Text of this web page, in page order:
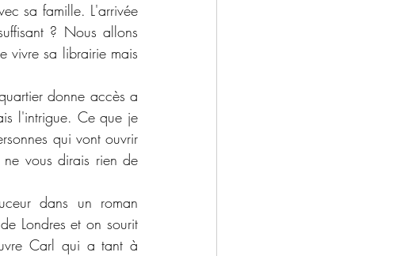
sa famille. L'arrivée
? Nous allons
vivre sa librairie mais
donne accès a
l'intrigue. Ce que je
qui vont ouvrir
vous dirais rien de
dans un roman
Londres et on sourit
Carl qui a tant à